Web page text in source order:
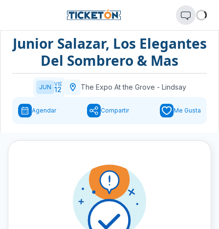
Junior Salazar, Los Elegantes
Del Sombrero & Mas
JUN VIE
12 The Expo At the Grove - Lindsay
Agendar Compartir Me Gusta